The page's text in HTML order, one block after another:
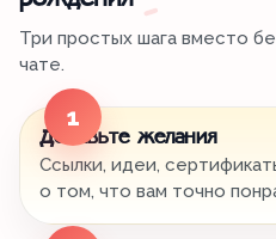
Три простых шага вместо
чате.
1
Добавьте желания
Ссылки, идеи,
о том, что вам точно